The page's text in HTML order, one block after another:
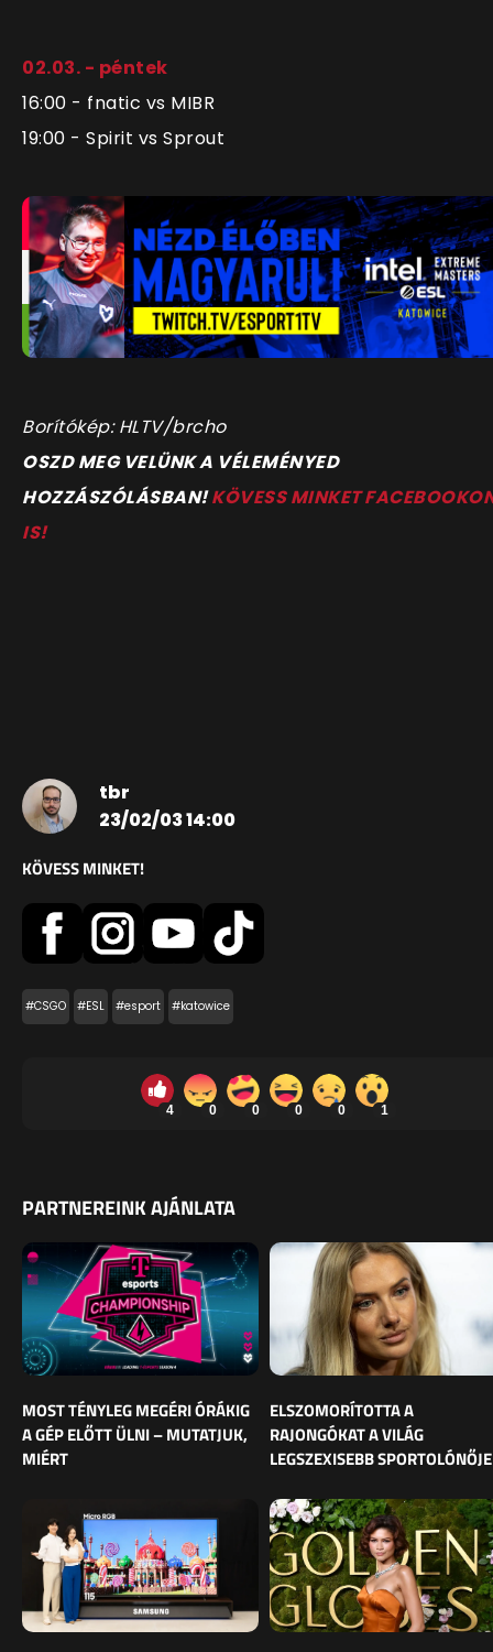
02.03. - péntek
16:00 - fnatic vs MIBR
19:00 - Spirit vs Sprout
Borítókép: HLTV/brcho
OSZD MEG VELÜNK A VÉLEMÉNYED
HOZZÁSZÓLÁSBAN!KÖVESS MINKET
IS!
tbr
23/02/03 14:00
KÖVESS MINKET!
#CSGO #ESL #esport #katowice
4 0 0 0 0 1
PARTNEREINK AJÁNLATA
MOST TÉNYLEG MEGÉRI ÓRÁKIG
A GÉP ELŐTT ÜLNI – MUTATJUK,
MIÉRT
ELSZOMORÍTOTTA A
RAJONGÓKAT A VILÁG
LEGSZEXISEBB SPORTOLÓNŐJE